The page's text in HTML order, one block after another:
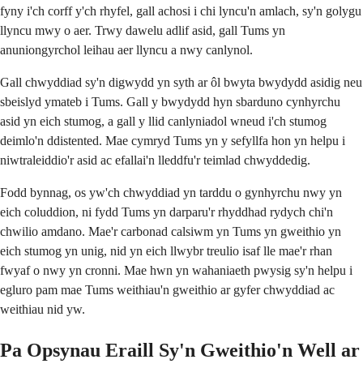
fyny i'ch corff y'ch rhyfel, gall achosi i chi lyncu'n amlach, sy'n golygu
llyncu mwy o aer. Trwy dawelu adlif asid, gall Tums yn
anuniongyrchol leihau aer llyncu a nwy canlynol.
Gall chwyddiad sy'n digwydd yn syth ar ôl bwyta bwydydd asidig neu
sbeislyd ymateb i Tums. Gall y bwydydd hyn sbarduno cynhyrchu
asid yn eich stumog, a gall y llid canlyniadol wneud i'ch stumog
deimlo'n ddistented. Mae cymryd Tums yn y sefyllfa hon yn helpu i
niwtraleiddio'r asid ac efallai'n lleddfu'r teimlad chwyddedig.
Fodd bynnag, os yw'ch chwyddiad yn tarddu o gynhyrchu nwy yn
eich coluddion, ni fydd Tums yn darparu'r rhyddhad rydych chi'n
chwilio amdano. Mae'r carbonad calsiwm yn Tums yn gweithio yn
eich stumog yn unig, nid yn eich llwybr treulio isaf lle mae'r rhan
fwyaf o nwy yn cronni. Mae hwn yn wahaniaeth pwysig sy'n helpu i
egluro pam mae Tums weithiau'n gweithio ar gyfer chwyddiad ac
weithiau nid yw.
Pa Opsynau Eraill Sy'n Gweithio'n Well ar